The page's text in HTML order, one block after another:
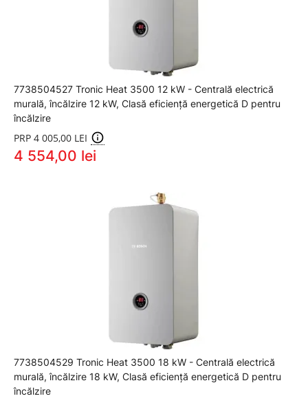
7738504527 Tronic Heat 3500 12 kW - Centrală electrică
murală, încălzire 12 kW, Clasă eficiență energetică D pentru
încălzire
PRP 4 005,00 LEI
4 554,00 lei
7738504529 Tronic Heat 3500 18 kW - Centrală electrică
murală, încălzire 18 kW, Clasă eficiență energetică D pentru
încălzire